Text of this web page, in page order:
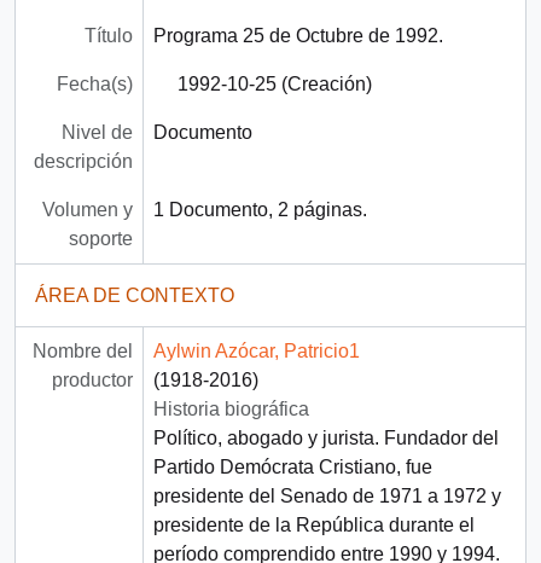
Título Programa 25 de Octubre de 1992.
Fecha(s) 1992-10-25 (Creación)
Nivel de
descripción
Documento
Volumen y
soporte
1 Documento, 2 páginas.
ÁREA DE CONTEXTO
Nombre del
productor
Aylwin Azócar, Patricio1
(1918-2016)
Historia biográfica
Político, abogado y jurista. Fundador del
Partido Demócrata Cristiano, fue
presidente del Senado de 1971 a 1972 y
presidente de la República durante el
período comprendido entre 1990 y 1994.